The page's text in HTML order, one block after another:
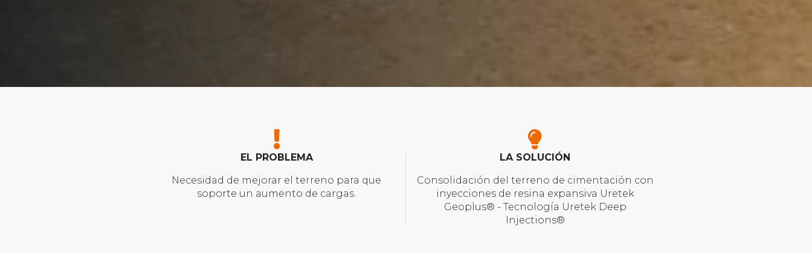
EL PROBLEMA
Necesidad de mejorar el terreno para que
soporte un aumento de cargas.
LA SOLUCIÓN
Consolidación del terreno de cimentación con
inyecciones de resina expansiva Uretek
Geoplus® - Tecnología Uretek Deep
Injections®